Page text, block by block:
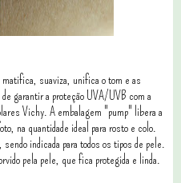
suaviza, unifica o tom e as
garantir a proteção UVA/UVB com a
Vichy. A embalagem "pump" libera a
na quantidade ideal para rosto e colo.
indicada para todos os tipos de pele.
pela pele, que fica protegida e linda.